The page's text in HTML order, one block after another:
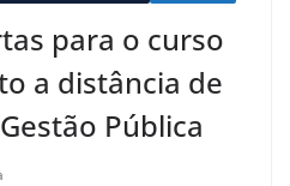
para o curso
a distância de
Pública